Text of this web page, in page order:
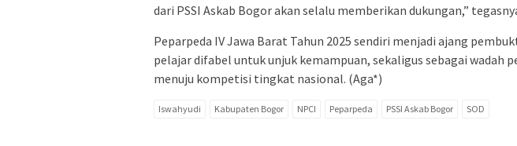
dari PSSI Askab Bogor akan selalu memberikan dukungan,”
Peparpeda IV Jawa Barat Tahun 2025 sendiri menjadi ajang
pelajar difabel untuk unjuk kemampuan, sekaligus sebagai wadah
menuju kompetisi tingkat nasional. (Aga*)
Iswahyudi Kabupaten Bogor NPCI Peparpeda PSSI Askab Bogor SOD